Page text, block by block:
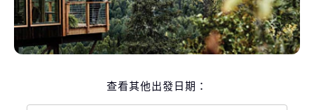
查看其他出發日期：